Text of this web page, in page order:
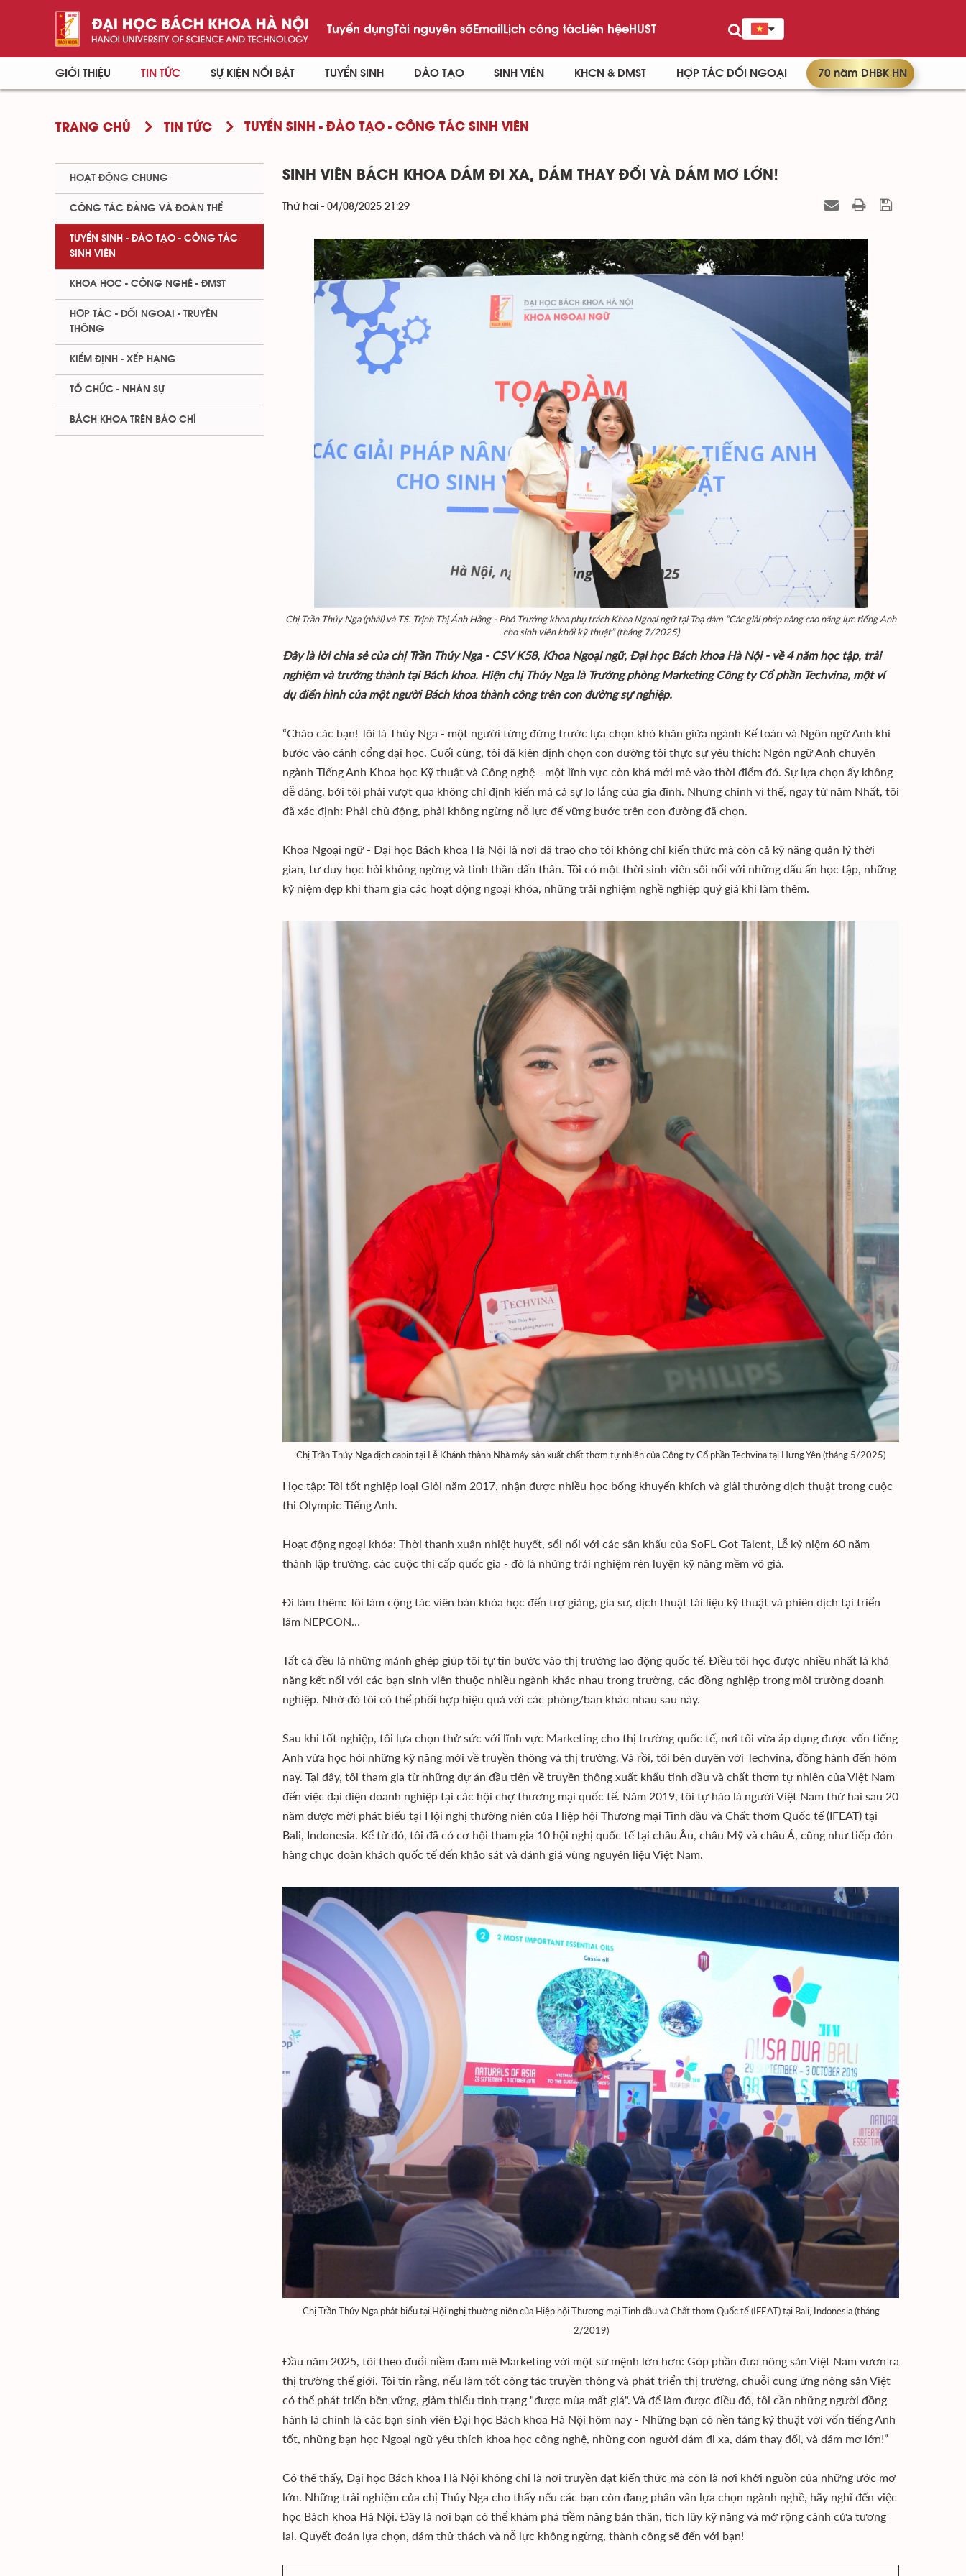
Tuyển dụngTài nguyên sốEmailLịch công tácLiên hệeHUST
GIỚI THIỆU TIN TỨC SỰ KIỆN NỔI BẬT TUYỂN SINH ĐÀO TẠO SINH VIÊN KHCN & ĐMST HỢP TÁC ĐỐI NGOẠI 70 năm ĐHBK HN
TRANG CHỦ TIN TỨC TUYỂN SINH - ĐÀO TẠO - CÔNG TÁC SINH VIÊN
SINH VIÊN BÁCH KHOA DÁM ĐI XA, DÁM THAY ĐỔI VÀ DÁM MƠ LỚN!
Thứ hai - 04/08/2025 21:29
Chị Trần Thúy Nga (phải) và TS. Trịnh Thị Ánh Hằng - Phó Trưởng khoa phụ trách Khoa Ngoại ngữ tại Toạ đàm “Các giải pháp nâng cao năng lực tiếng Anh
cho sinh viên khối kỹ thuật” (tháng 7/2025)
Đây là lời chia sẻ của chị Trần Thúy Nga - CSV K58, Khoa Ngoại ngữ, Đại học Bách khoa Hà Nội - về 4 năm học tập, trải
nghiệm và trưởng thành tại Bách khoa. Hiện chị Thúy Nga là Trưởng phòng Marketing Công ty Cổ phần Techvina, một ví
dụ điển hình của một người Bách khoa thành công trên con đường sự nghiệp.
“Chào các bạn! Tôi là Thúy Nga - một người từng đứng trước lựa chọn khó khăn giữa ngành Kế toán và Ngôn ngữ Anh khi
bước vào cánh cổng đại học. Cuối cùng, tôi đã kiên định chọn con đường tôi thực sự yêu thích: Ngôn ngữ Anh chuyên
ngành Tiếng Anh Khoa học Kỹ thuật và Công nghệ - một lĩnh vực còn khá mới mẻ vào thời điểm đó. Sự lựa chọn ấy không
dễ dàng, bởi tôi phải vượt qua không chỉ định kiến mà cả sự lo lắng của gia đình. Nhưng chính vì thế, ngay từ năm Nhất, tôi
đã xác định: Phải chủ động, phải không ngừng nỗ lực để vững bước trên con đường đã chọn.
Khoa Ngoại ngữ - Đại học Bách khoa Hà Nội là nơi đã trao cho tôi không chỉ kiến thức mà còn cả kỹ năng quản lý thời
gian, tư duy học hỏi không ngừng và tinh thần dấn thân. Tôi có một thời sinh viên sôi nổi với những dấu ấn học tập, những
kỷ niệm đẹp khi tham gia các hoạt động ngoại khóa, những trải nghiệm nghề nghiệp quý giá khi làm thêm.
Chị Trần Thúy Nga dịch cabin tại Lễ Khánh thành Nhà máy sản xuất chất thơm tự nhiên của Công ty Cổ phần Techvina tại Hưng Yên (tháng 5/2025)
Học tập: Tôi tốt nghiệp loại Giỏi năm 2017, nhận được nhiều học bổng khuyến khích và giải thưởng dịch thuật trong cuộc
thi Olympic Tiếng Anh.
Hoạt động ngoại khóa: Thời thanh xuân nhiệt huyết, sổi nổi với các sân khấu của SoFL Got Talent, Lễ kỷ niệm 60 năm
thành lập trường, các cuộc thi cấp quốc gia - đó là những trải nghiệm rèn luyện kỹ năng mềm vô giá.
Đi làm thêm: Tôi làm cộng tác viên bán khóa học đến trợ giảng, gia sư, dịch thuật tài liệu kỹ thuật và phiên dịch tại triển
lãm NEPCON…
Tất cả đều là những mảnh ghép giúp tôi tự tin bước vào thị trường lao động quốc tế. Điều tôi học được nhiều nhất là khả
năng kết nối với các bạn sinh viên thuộc nhiều ngành khác nhau trong trường, các đồng nghiệp trong môi trường doanh
nghiệp. Nhờ đó tôi có thể phối hợp hiệu quả với các phòng/ban khác nhau sau này.
Sau khi tốt nghiệp, tôi lựa chọn thử sức với lĩnh vực Marketing cho thị trường quốc tế, nơi tôi vừa áp dụng được vốn tiếng
Anh vừa học hỏi những kỹ năng mới về truyền thông và thị trường. Và rồi, tôi bén duyên với Techvina, đồng hành đến hôm
nay. Tại đây, tôi tham gia từ những dự án đầu tiên về truyền thông xuất khẩu tinh dầu và chất thơm tự nhiên của Việt Nam
đến việc đại diện doanh nghiệp tại các hội chợ thương mại quốc tế. Năm 2019, tôi tự hào là người Việt Nam thứ hai sau 20
năm được mời phát biểu tại Hội nghị thường niên của Hiệp hội Thương mại Tinh dầu và Chất thơm Quốc tế (IFEAT) tại
Bali, Indonesia. Kể từ đó, tôi đã có cơ hội tham gia 10 hội nghị quốc tế tại châu Âu, châu Mỹ và châu Á, cũng như tiếp đón
hàng chục đoàn khách quốc tế đến khảo sát và đánh giá vùng nguyên liệu Việt Nam.
Chị Trần Thúy Nga phát biểu tại Hội nghị thường niên của Hiệp hội Thương mại Tinh dầu và Chất thơm Quốc tế (IFEAT) tại Bali, Indonesia (tháng
2/2019)
Đầu năm 2025, tôi theo đuổi niềm đam mê Marketing với một sứ mệnh lớn hơn: Góp phần đưa nông sản Việt Nam vươn ra
thị trường thế giới. Tôi tin rằng, nếu làm tốt công tác truyền thông và phát triển thị trường, chuỗi cung ứng nông sản Việt
có thể phát triển bền vững, giảm thiểu tình trạng "được mùa mất giá". Và để làm được điều đó, tôi cần những người đồng
hành là chính là các bạn sinh viên Đại học Bách khoa Hà Nội hôm nay - Những bạn có nền tảng kỹ thuật với vốn tiếng Anh
tốt, những bạn học Ngoại ngữ yêu thích khoa học công nghệ, những con người dám đi xa, dám thay đổi, và dám mơ lớn!”
Có thể thấy, Đại học Bách khoa Hà Nội không chỉ là nơi truyền đạt kiến thức mà còn là nơi khởi nguồn của những ước mơ
lớn. Những trải nghiệm của chị Thúy Nga cho thấy nếu các bạn còn đang phân vân lựa chọn ngành nghề, hãy nghĩ đến việc
học Bách khoa Hà Nội. Đây là nơi bạn có thể khám phá tiềm năng bản thân, tích lũy kỹ năng và mở rộng cánh cửa tương
lai. Quyết đoán lựa chọn, dám thử thách và nỗ lực không ngừng, thành công sẽ đến với bạn!
HOẠT ĐỘNG CHUNG
CÔNG TÁC ĐẢNG VÀ ĐOÀN THỂ
TUYỂN SINH - ĐÀO TẠO - CÔNG TÁC
SINH VIÊN
KHOA HỌC - CÔNG NGHỆ - ĐMST
HỢP TÁC - ĐỐI NGOẠI - TRUYỀN
THÔNG
KIỂM ĐỊNH - XẾP HẠNG
TỔ CHỨC - NHÂN SỰ
BÁCH KHOA TRÊN BÁO CHÍ